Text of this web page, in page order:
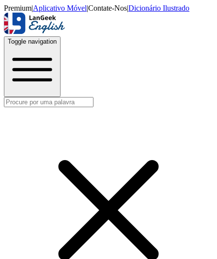
Premium|Aplicativo Móvel|Contate-Nos|Dicionário Ilustrado
Toggle navigation